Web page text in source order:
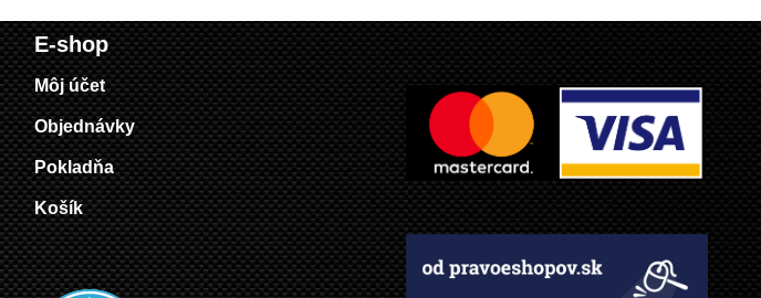
E-shop
Môj účet
Objednávky
Pokladňa
Košík